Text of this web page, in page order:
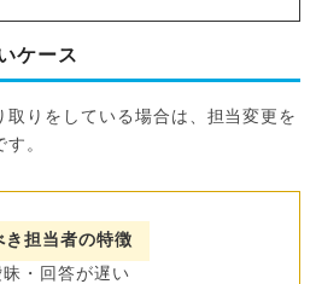
ケース
取りをしている場合は、担当変更を
。
き担当者の特徴
・回答が遅い